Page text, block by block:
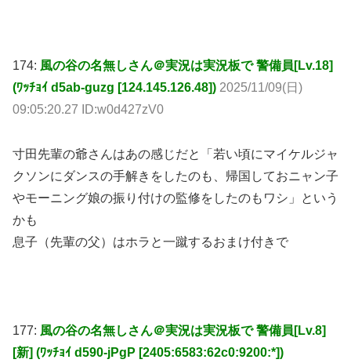
174: 風の谷の名無しさん＠実況は実況板で 警備員[Lv.18]
(ﾜｯﾁｮｲ d5ab-guzg [124.145.126.48]) 2025/11/09(日)
09:05:20.27 ID:w0d427zV0
寸田先輩の爺さんはあの感じだと「若い頃にマイケルジャ
クソンにダンスの手解きをしたのも、帰国しておニャン子
やモーニング娘の振り付けの監修をしたのもワシ」という
かも
息子（先輩の父）はホラと一蹴するおまけ付きで
177: 風の谷の名無しさん＠実況は実況板で 警備員[Lv.8]
[新] (ﾜｯﾁｮｲ d590-jPgP [2405:6583:62c0:9200:*])